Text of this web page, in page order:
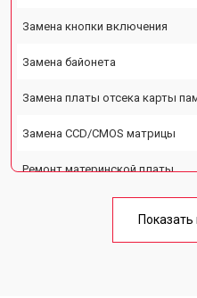
Замена кнопки включения
Замена байонета
Замена платы отсека карты
Замена CCD/CMOS матрицы
Ремонт материнской платы